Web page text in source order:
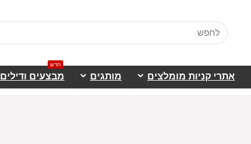
אתרי קניות מומלצים מותגים מבצעים ודילים
חדש